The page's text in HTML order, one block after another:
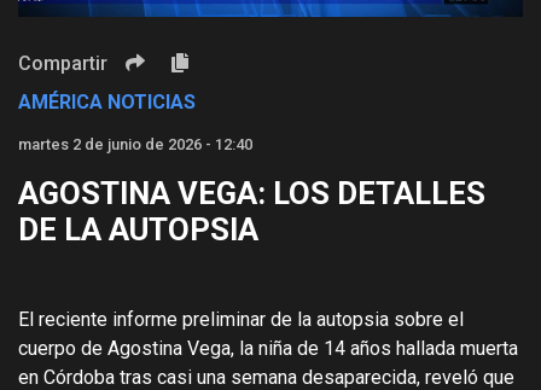
Compartir
AMÉRICA NOTICIAS
martes 2 de junio de 2026 - 12:40
AGOSTINA VEGA: LOS DETALLES
DE LA AUTOPSIA
El reciente informe preliminar de la autopsia sobre el
cuerpo de Agostina Vega, la niña de 14 años hallada muerta
en Córdoba tras casi una semana desaparecida, reveló que